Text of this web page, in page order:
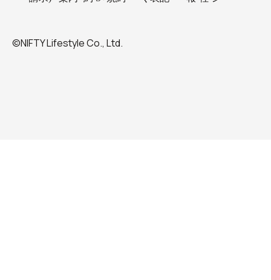
©NIFTY Lifestyle Co., Ltd.